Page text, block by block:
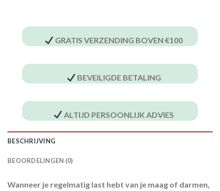
GRATIS VERZENDING BOVEN €100
BEVEILIGDE BETALING
ALTIJD PERSOONLIJK ADVIES
BESCHRIJVING
BEOORDELINGEN (0)
Wanneer je regelmatig last hebt van je maag of darmen,